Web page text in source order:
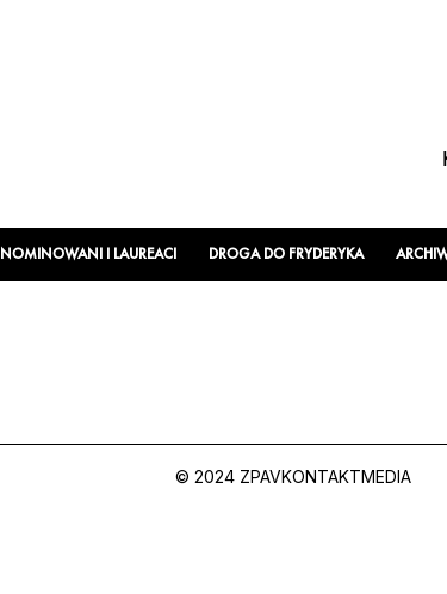
NOMINOWANI I LAUREACI DROGA DO FRYDERYKA
© 2024 ZPAVKONTAKTMEDIA